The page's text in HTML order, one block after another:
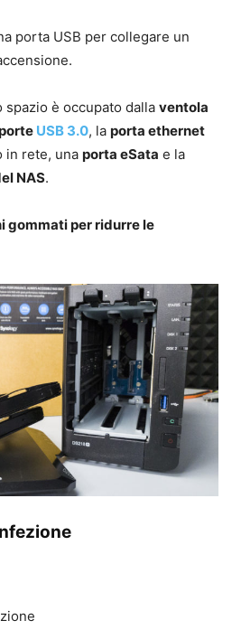
porta USB per collegare un
è occupato dalla ventola
USB 3.0, la porta ethernet
in rete, una porta eSata e la
NAS.
gommati per ridurre le